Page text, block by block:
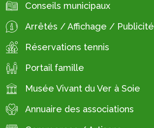
Conseils municipaux
Arrêtés / Affichage / Publicité
Réservations tennis
Portail famille
Musée Vivant du Ver à Soie
Annuaire des associations